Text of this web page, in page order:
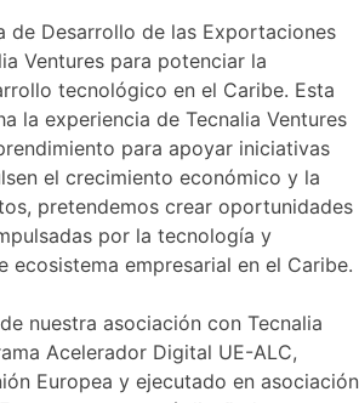
de Desarrollo de las Exportaciones
Ventures para potenciar la
tecnológico en el Caribe. Esta
la experiencia de Tecnalia Ventures
para apoyar iniciativas
el crecimiento económico y la
pretendemos crear oportunidades
por la tecnología y
ecosistema empresarial en el Caribe.
nuestra asociación con Tecnalia
Acelerador Digital UE-ALC,
Europea y ejecutado en asociación